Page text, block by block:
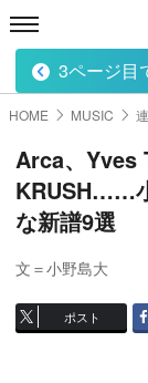
HOME
HOME MUSIC
Arca、Yves
KRUSH……
な新譜9選
文＝小野島大
ポスト
3ページ目